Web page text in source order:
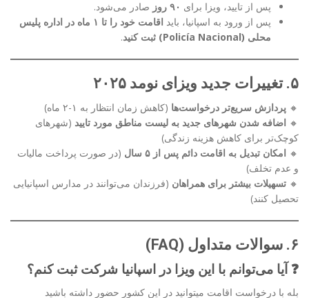
پس از تایید، ویزا برای ۹۰ روز
صادر می‌شود.
پس از ورود به اسپانیا، باید
اقامت خود را تا ۱ ماه در اداره پلیس
محلی (Policía Nacional) ثبت کنید
.
۵. تغییرات جدید ویزای نومد ۲۰۲۵
🔸 پردازش سریع‌تر درخواست‌ها (کاهش زمان انتظار به ۱-۲ ماه)
🔸 اضافه شدن شهرهای جدید به لیست مناطق مورد تایید (شهرهای
کوچک‌تر برای کاهش هزینه زندگی)
🔸 امکان تبدیل به اقامت دائم پس از ۵ سال
(در صورت پرداخت مالیات
و عدم تخلف)
🔸 تسهیلات بیشتر برای همراهان (فرزندان می‌توانند در مدارس اسپانیایی
تحصیل کنند)
۶. سوالات متداول (FAQ)
❓ آیا می‌توانم با این ویزا در اسپانیا شرکت ثبت کنم؟
بله با درخواست اقامت میتوانید در این کشور حضور داشته باشید